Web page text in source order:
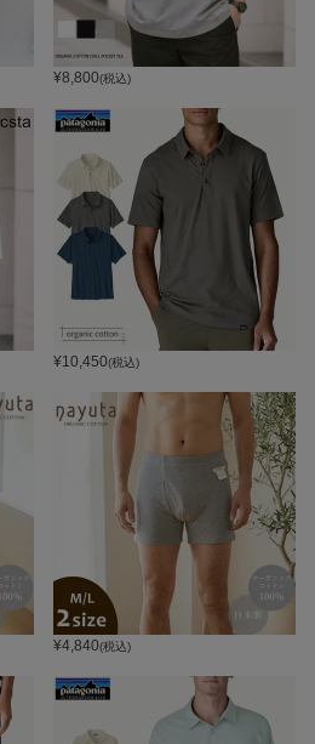
¥8,800(税込)
¥10,450(税込)
¥4,840(税込)